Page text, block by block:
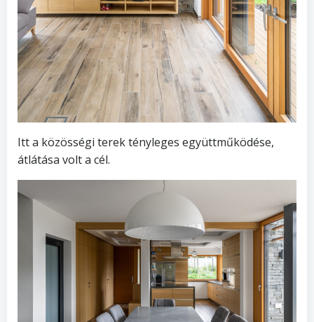
Itt a közösségi terek tényleges együttműködése,
átlátása volt a cél.